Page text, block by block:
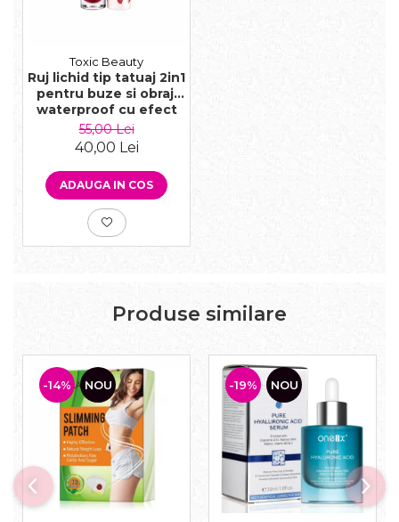
Toxic Beauty
Ruj lichid tip tatuaj 2in1
pentru buze si obraji
waterproof cu efect
mat si miros delicios
de pepene, rosu
55,00 Lei
40,00 Lei
ADAUGA IN COS
Produse similare
-14% NOU -19% NOU